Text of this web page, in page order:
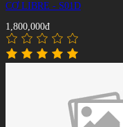
CƠ LIBRE - S01D
1,800,000đ